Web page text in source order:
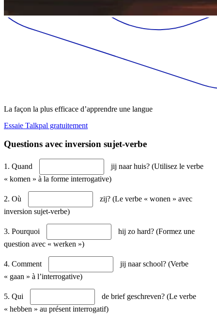
La façon la plus efficace d’apprendre une langue
Essaie Talkpal gratuitement
Questions avec inversion sujet-verbe
1. Quand
jij naar huis? (Utilisez le verbe
« komen » à la forme interrogative)
2. Où
zij? (Le verbe « wonen » avec
inversion sujet-verbe)
3. Pourquoi
hij zo hard? (Formez une
question avec « werken »)
4. Comment
jij naar school? (Verbe
« gaan » à l’interrogative)
5. Qui
de brief geschreven? (Le verbe
« hebben » au présent interrogatif)